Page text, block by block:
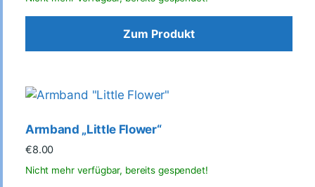
Zum Produkt
Armband „Little Flower“
€8.00